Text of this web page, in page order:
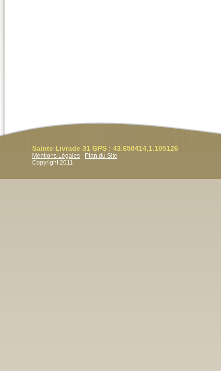
Sainte Livrade 31 GPS : 43.650414,1.105126
Mentions Légales - Plan du Site
Copyright 2011